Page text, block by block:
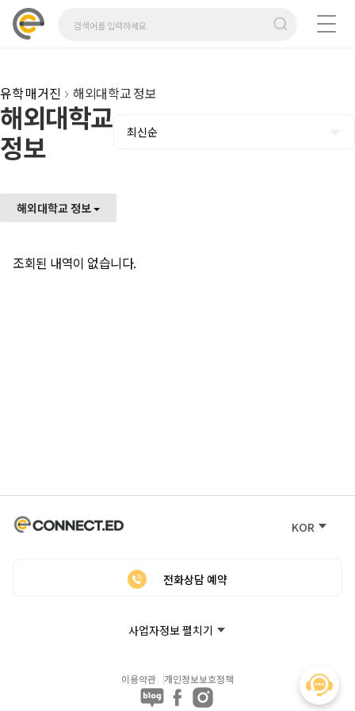
유학 매거진 해외대학교 정보
해외대학교
정보
최신순
해외대학교 정보
조회된 내역이 없습니다.
KOR
전화상담 예약
사업자정보 펼치기
이용약관 개인정보보호정책